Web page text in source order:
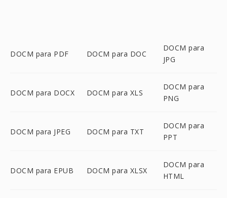
DOCM para PDF DOCM para DOC
DOCM para
JPG
DOCM para DOCX DOCM para XLS
DOCM para
PNG
DOCM para JPEG DOCM para TXT
DOCM para
PPT
DOCM para EPUB DOCM para XLSX
DOCM para
HTML